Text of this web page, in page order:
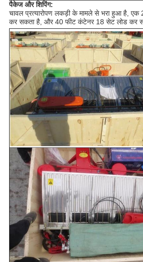
पैकेज और शिपिंग:
चावल प्रत्यारोपण लकड़ी के मामले से भरा हुआ है,
कर सकता है, और 40 फीट कंटेनर 18 सेट लोड कर